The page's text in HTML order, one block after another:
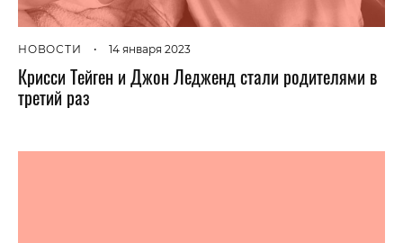
НОВОСТИ • 14 января 2023
Крисси Тейген и Джон Ледженд стали родителями в
третий раз